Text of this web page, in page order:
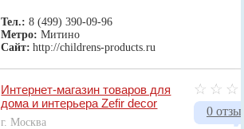
Тел.:8 (499) 390-09-96
Метро:Митино
Сайт: http://childrens-products.ru
0
Интернет-магазин товаров для
дома и интерьера Zefir decor
г. Москва